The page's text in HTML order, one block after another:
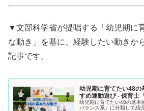
▼文部科学省が提唱する「幼児期に
な動き」を基に、経験したい動きか
記事です。
幼児期に育てたい48の
すめ運動遊び - 保育士
幼児期に育てたい48の基本
バランス系」に分類して紹